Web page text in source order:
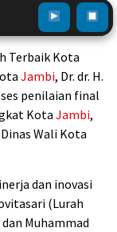
Terbaik Kota
Jambi, Dr. dr. H.
penilaian final
Kota Jambi,
Wali Kota
dan inovasi
(Lurah
Muhammad